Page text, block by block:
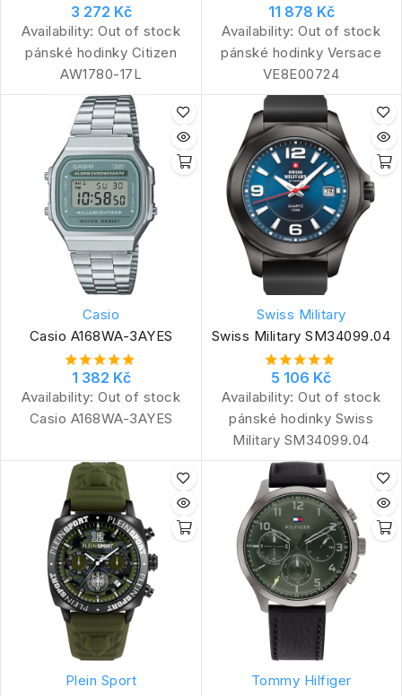
3 272 Kč
Availability: Out of stock
pánské hodinky Citizen
AW1780-17L
11 878 Kč
Availability: Out of stock
pánské hodinky Versace
VE8E00724
Casio
Casio A168WA-3AYES
1 382 Kč
Availability: Out of stock
Casio A168WA-3AYES
Swiss Military
Swiss Military SM34099.04
5 106 Kč
Availability: Out of stock
pánské hodinky Swiss
Military SM34099.04
Plein Sport
Tommy Hilfiger